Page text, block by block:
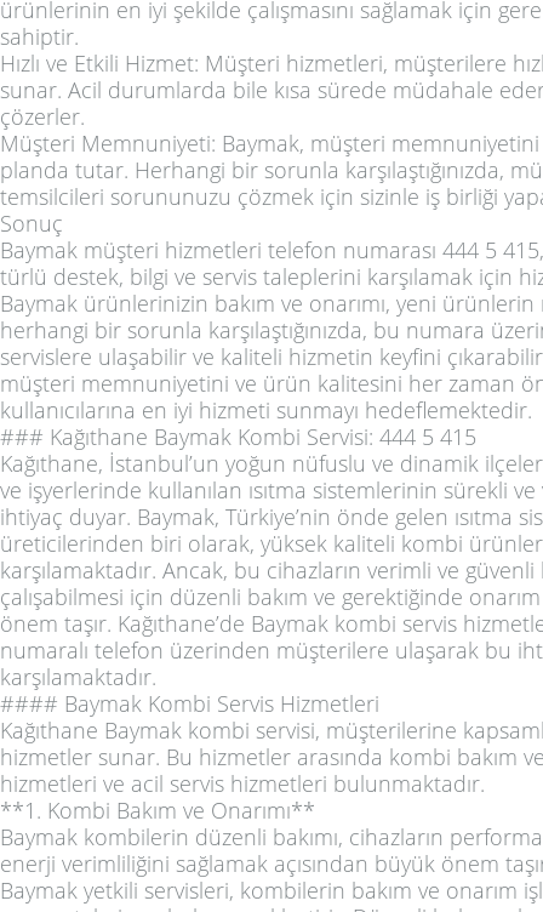
ürünlerinin en iyi şekilde çalışmasını sağlamak için
sahiptir.
Hızlı ve Etkili Hizmet: Müşteri hizmetleri, müşterilere
sunar. Acil durumlarda bile kısa sürede müdahale
çözerler.
Müşteri Memnuniyeti: Baymak, müşteri
planda tutar. Herhangi bir sorunla karşılaştığınızda,
temsilcileri sorununuzu çözmek için sizinle iş birliği
Sonuç
Baymak müşteri hizmetleri telefon numarası 444 5 415,
türlü destek, bilgi ve servis taleplerini karşılamak için
Baymak ürünlerinizin bakım ve onarımı, yeni ürünlerin
herhangi bir sorunla karşılaştığınızda, bu numara
servislere ulaşabilir ve kaliteli hizmetin keyfini
müşteri memnuniyetini ve ürün kalitesini her zaman
kullanıcılarına en iyi hizmeti sunmayı hedeflemektedir.
### Kağıthane Baymak Kombi Servisi: 444 5 415
Kağıthane, İstanbul’un yoğun nüfuslu ve dinamik
ve işyerlerinde kullanılan ısıtma sistemlerinin sürekli ve
ihtiyaç duyar. Baymak, Türkiye’nin önde gelen ısıtma
üreticilerinden biri olarak, yüksek kaliteli kombi
karşılamaktadır. Ancak, bu cihazların verimli ve
çalışabilmesi için düzenli bakım ve gerektiğinde
önem taşır. Kağıthane’de Baymak kombi servis
numaralı telefon üzerinden müşterilere ulaşarak bu
karşılamaktadır.
#### Baymak Kombi Servis Hizmetleri
Kağıthane Baymak kombi servisi, müşterilerine
hizmetler sunar. Bu hizmetler arasında kombi bakım
hizmetleri ve acil servis hizmetleri bulunmaktadır.
**1. Kombi Bakım ve Onarımı**
Baymak kombilerin düzenli bakımı, cihazların
enerji verimliliğini sağlamak açısından büyük önem
Baymak yetkili servisleri, kombilerin bakım ve onarım